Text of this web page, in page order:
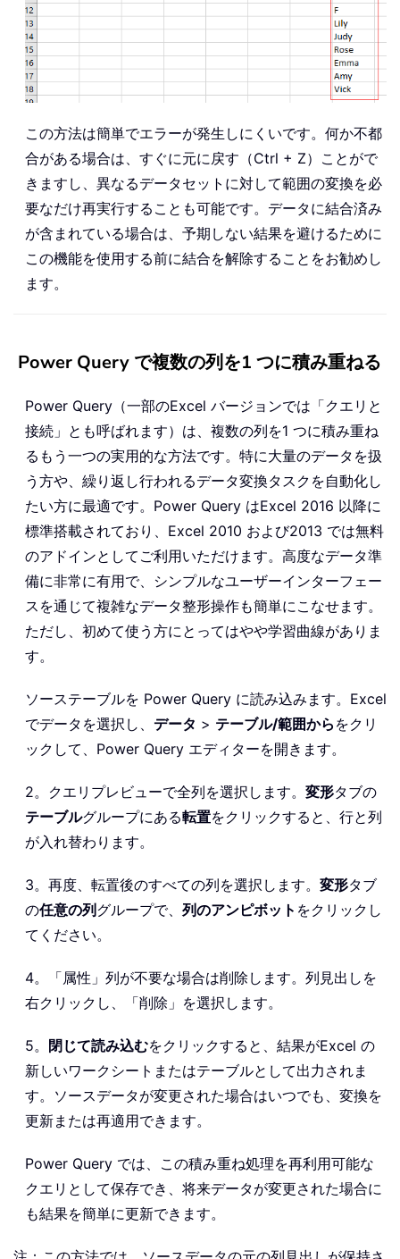
この方法は簡単でエラーが発生しにくいです。何か不都
合がある場合は、すぐに元に戻す（Ctrl + Z）ことがで
きますし、異なるデータセットに対して範囲の変換を必
要なだけ再実行することも可能です。データに結合済み
が含まれている場合は、予期しない結果を避けるために
この機能を使用する前に結合を解除することをお勧めし
ます。
Power Query で複数の列を1 つに積み重ねる
Power Query（一部のExcel バージョンでは「クエリと
接続」とも呼ばれます）は、複数の列を1 つに積み重ね
るもう一つの実用的な方法です。特に大量のデータを扱
う方や、繰り返し行われるデータ変換タスクを自動化し
たい方に最適です。Power Query はExcel 2016 以降に
標準搭載されており、Excel 2010 および2013 では無料
のアドインとしてご利用いただけます。高度なデータ準
備に非常に有用で、シンプルなユーザーインターフェー
スを通じて複雑なデータ整形操作も簡単にこなせます。
ただし、初めて使う方にとってはやや学習曲線がありま
す。
ソーステーブルを Power Query に読み込みます。Excel
でデータを選択し、 データ > テーブル/範囲から をクリ
ックして、Power Query エディターを開きます。
2。クエリプレビューで全列を選択します。 変形タブの
テーブルグループにある転置をクリックすると、行と列
が入れ替わります。
3。再度、転置後のすべての列を選択します。 変形タブ
の任意の列グループで、 列のアンピボット をクリックし
てください。
4。「属性」列が不要な場合は削除します。列見出しを
右クリックし、「削除」を選択します。
5。 閉じて読み込むをクリックすると、結果がExcel の
新しいワークシートまたはテーブルとして出力されま
す。ソースデータが変更された場合はいつでも、変換を
更新または再適用できます。
Power Query では、この積み重ね処理を再利用可能な
クエリとして保存でき、将来データが変更された場合に
も結果を簡単に更新できます。